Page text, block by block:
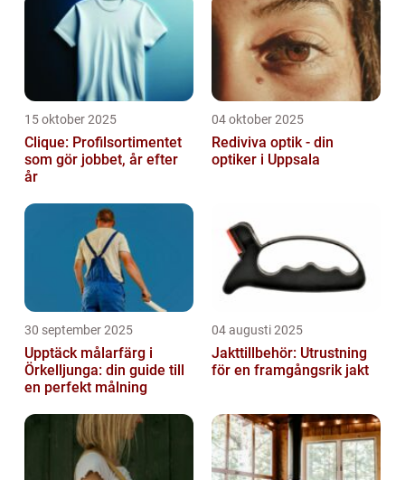
15 oktober 2025
Clique: Profilsortimentet
som gör jobbet, år efter
år
04 oktober 2025
Rediviva optik - din
optiker i Uppsala
30 september 2025
Upptäck målarfärg i
Örkelljunga: din guide till
en perfekt målning
04 augusti 2025
Jakttillbehör: Utrustning
för en framgångsrik jakt